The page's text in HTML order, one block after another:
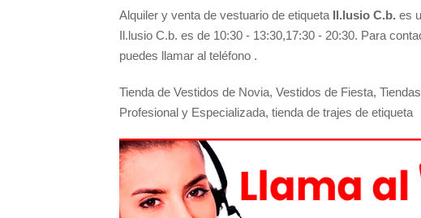
Alquiler y venta de vestuario de etiqueta Il.lusio C.b. es
Il.lusio C.b. es de 10:30 - 13:30,17:30 - 20:30. Para
puedes llamar al teléfono .
Tienda de Vestidos de Novia, Vestidos de Fiesta,
Profesional y Especializada, tienda de trajes de etiqueta